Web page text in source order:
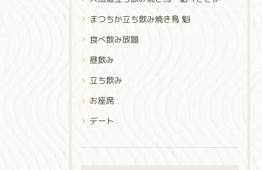
まつちか立ち飲み焼き鳥 魁
食べ飲み放題
昼飲み
立ち飲み
お座席
デート